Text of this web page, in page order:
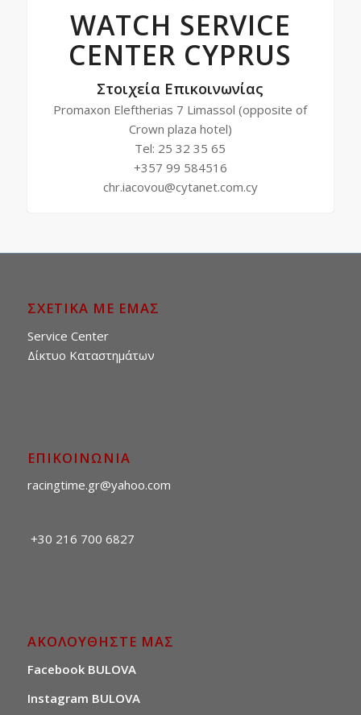
WATCH SERVICE
CENTER CYPRUS
Στοιχεία Επικοινωνίας
Promaxon Eleftherias 7 Limassol (opposite of
Crown plaza hotel)
Tel: 25 32 35 65
+357 99 584516
chr.iacovou@cytanet.com.cy
ΣΧΕΤΙΚΑ ΜΕ ΕΜΑΣ
Service Center
Δίκτυο Καταστημάτων
ΕΠΙΚΟΙΝΩΝΙΑ
racingtime.gr@yahoo.com
+30 216 700 6827
ΑΚΟΛΟΥΘΗΣΤΕ ΜΑΣ
Facebook BULOVA
Instagram BULOVA